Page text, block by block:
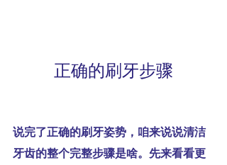
正确的刷牙步骤
说完了正确的刷牙姿势，咱来说说清洁
牙齿的整个完整步骤是啥。先来看看更